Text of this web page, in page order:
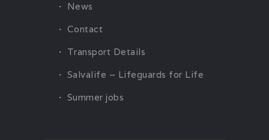
News
Contact
Transport Details
Salvalife – Lifeguards for Life
Summer jobs